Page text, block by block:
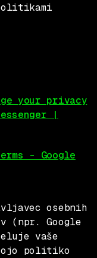
your privacy
|
– Google
osebnih
(npr. Google
vaše
politiko